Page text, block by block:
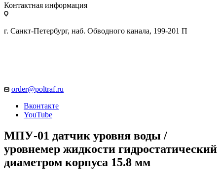
Контактная информация
г. Санкт-Петербург, наб. Обводного канала, 199-201 П
order@poltraf.ru
Вконтакте
YouTube
МПУ-01 датчик уровня воды /
уровнемер жидкости гидростатический
диаметром корпуса 15.8 мм